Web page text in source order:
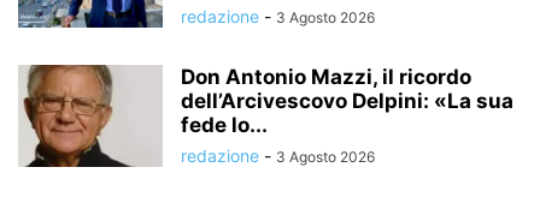
redazione - 3 Agosto 2026
Don Antonio Mazzi, il ricordo
dell’Arcivescovo Delpini: «La sua
fede lo...
redazione - 3 Agosto 2026